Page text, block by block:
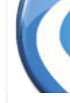
4.10. Vantaa,
Mico Lampinen (-
kg) 1) Oiva
1) Elvin Glad-
VeikkVei 14,58